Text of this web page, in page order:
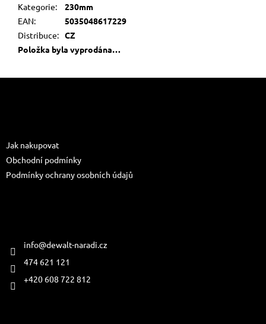
Kategorie:
230mm
EAN:
5035048617229
Distribuce: CZ
Položka byla vyprodána…
Jak nakupovat
Obchodní podmínky
Podmínky ochrany osobních údajů
info@dewalt-naradi.cz
474 621 121
+420 608 722 812